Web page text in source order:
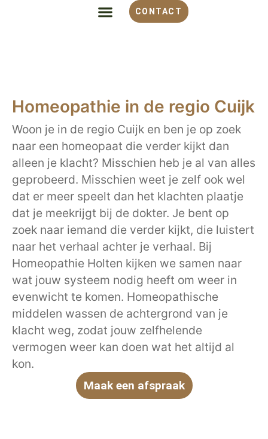
CONTACT
Homeopathie in de regio Cuijk
Woon je in de regio Cuijk en ben je op zoek
naar een homeopaat die verder kijkt dan
alleen je klacht? Misschien heb je al van alles
geprobeerd. Misschien weet je zelf ook wel
dat er meer speelt dan het klachten plaatje
dat je meekrijgt bij de dokter. Je bent op
zoek naar iemand die verder kijkt, die luistert
naar het verhaal achter je verhaal. Bij
Homeopathie Holten kijken we samen naar
wat jouw systeem nodig heeft om weer in
evenwicht te komen. Homeopathische
middelen wassen de achtergrond van je
klacht weg, zodat jouw zelfhelende
vermogen weer kan doen wat het altijd al
kon.
Maak een afspraak